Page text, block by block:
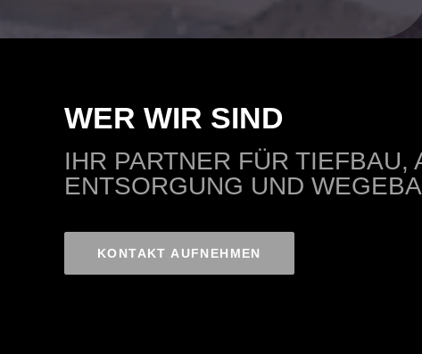
WER WIR SIND
IHR PARTNER FÜR TIEFBAU,
ENTSORGUNG UND
KONTAKT AUFNEHMEN